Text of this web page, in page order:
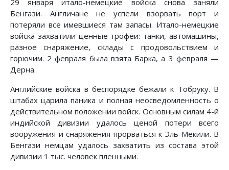
29 января итало-немецкие войска снова заняли
Бенгази. Англичане не успели взорвать порт и
потеряли все имевшиеся там запасы. Итало-немецкие
войска захватили ценные трофеи: танки, автомашины,
разное снаряжение, склады с продовольствием и
горючим. 2 февраля была взята Барка, а 3 февраля —
Дерна.
Английские войска в беспорядке бежали к Тобруку. В
штабах царила паника и полная неосведомленность о
действительном положении войск. Основным силам 4-й
индийской дивизии удалось ценой потери всего
вооружения и снаряжения прорваться к Эль-Мекили. В
Бенгази немцам удалось захватить из состава этой
дивизии 1 тыс. человек пленными.